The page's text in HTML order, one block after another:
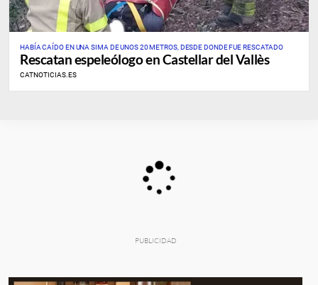
HABÍA CAÍDO EN UNA SIMA DE UNOS 20 METROS, DESDE DONDE FUE RESCATADO
Rescatan espeleólogo en Castellar del Vallès
CATNOTICIAS.ES